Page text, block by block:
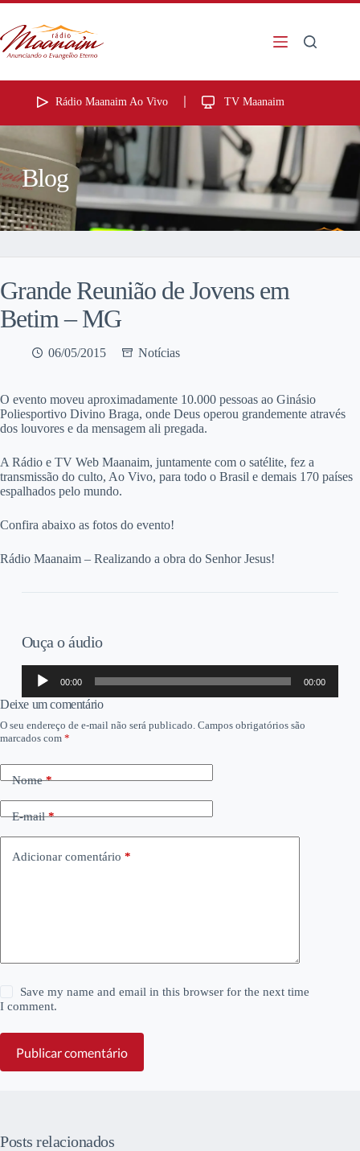
Rádio Maanaim Ao Vivo TV Maanaim
Blog
Grande Reunião de Jovens em
Betim – MG
06/05/2015 Notícias
O evento moveu aproximadamente 10.000 pessoas ao Ginásio
Poliesportivo Divino Braga, onde Deus operou grandemente através
dos louvores e da mensagem ali pregada.
A Rádio e TV Web Maanaim, juntamente com o satélite, fez a
transmissão do culto, Ao Vivo, para todo o Brasil e demais 170 países
espalhados pelo mundo.
Confira abaixo as fotos do evento!
Rádio Maanaim – Realizando a obra do Senhor Jesus!
Ouça o áudio
Tocador
áudio
00:00 00:00
Deixe um comentário
O seu endereço de e-mail não será publicado. Campos obrigatórios são
marcados com *
Nome*
E-mail*
Adicionar comentário *
Save my name and email in this browser for the next time
I comment.
Publicar comentário
Posts relacionados